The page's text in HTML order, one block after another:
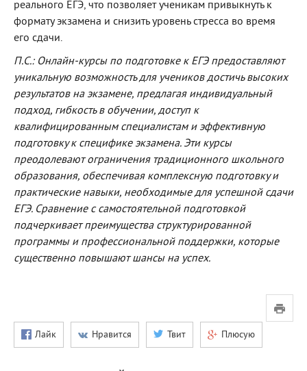
реального ЕГЭ, что позволяет ученикам привыкнуть к
формату экзамена и снизить уровень стресса во время
его сдачи.
П.С.: Онлайн-курсы по подготовке к ЕГЭ предоставляют
уникальную возможность для учеников достичь высоких
результатов на экзамене, предлагая индивидуальный
подход, гибкость в обучении, доступ к
квалифицированным специалистам и эффективную
подготовку к специфике экзамена. Эти курсы
преодолевают ограничения традиционного школьного
образования, обеспечивая комплексную подготовку и
практические навыки, необходимые для успешной сдачи
ЕГЭ. Сравнение с самостоятельной подготовкой
подчеркивает преимущества структурированной
программы и профессиональной поддержки, которые
существенно повышают шансы на успех.
Лайк Нравится Твит Плюсую